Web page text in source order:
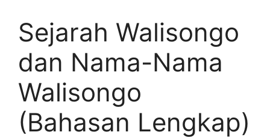
Sejarah Walisongo
dan Nama-Nama
Walisongo
(Bahasan Lengkap)